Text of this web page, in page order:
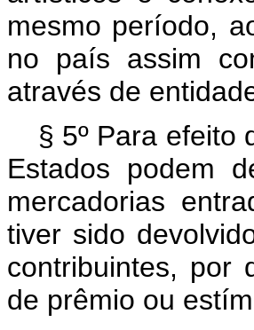
mesmo período,
no país assim
através de
§ 5º Para efeito
Estados podem
mercadorias
tiver sido
contribuintes, por
de prêmio ou